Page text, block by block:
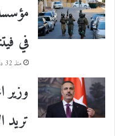
في
منذ 32 دقيقة
وزير
تريد